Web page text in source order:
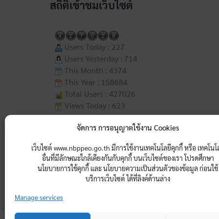
จัดการ การอนุญาตใช้งาน Cookies
เว็บไซต์ www.nbppeo.go.th มีการใช้งานเทคโนโลยีคุกกี้ หรือ เทคโน
อื่นที่มีลักษณะใกล้เคียงกันกับคุกกี้ บนเว็บไซต์ของเรา โปรดศึกษา
นโยบายการใช้คุกกี้ และ นโยบายความเป็นส่วนตัวของข้อมูล ก่อนใช้
บริการเว็บไซต์ ได้ที่ลิงค์ด้านล่าง
Manage services
สถิติเข้าชมเว็บไซต์
Users Today : 227
Users Yesterday : 714
This Month : 4374
This Year : 158684
Total Users : 427026
Views Today : 623
Total views : 2036981
Who's Online : 7
Server Time : 2026-08-08